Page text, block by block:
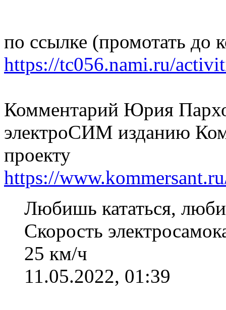
по ссылке (промотать до
https://tc056.nami.ru/
Комментарий Юрия
электроСИМ изданию
проекту
https://
Любишь кататься,
Скорость
25 км/ч
11.05.2022, 01:39